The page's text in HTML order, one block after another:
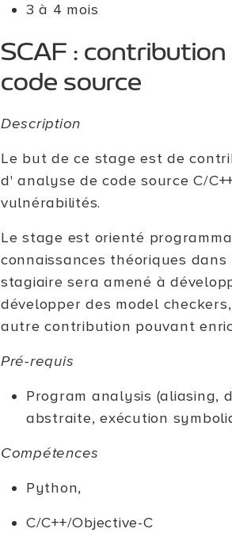
3 à 4 mois
SCAF :
code source
Description
Le but de ce stage est de
d' analyse de code source C/
vulnérabilités.
Le stage est orienté
connaissances théoriques
stagiaire sera amené à
développer des model
autre contribution pouvant
Pré-requis
Program analysis (aliasing,
abstraite, exécution
Compétences
Python,
C/C++/Objective-C